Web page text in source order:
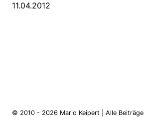
11.04.2012
© 2010 - 2026 Mario Keipert Alle Beiträge